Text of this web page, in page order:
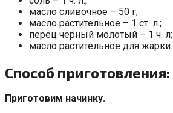
масло сливочное – 50 г;
масло растительное – 1 ст. л.;
перец черный молотый – 1 ч. л;
масло растительное для жарки.
Способ приготовления:
Приготовим начинку.